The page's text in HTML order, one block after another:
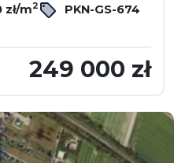
zł/m2
PKN-GS-674
249 000 zł